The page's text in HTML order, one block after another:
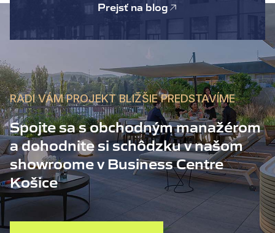
Prejsť na blog
RADI VÁM PROJEKT BLIŽŠIE PREDSTAVÍME
Spojte sa s obchodným manažérom
a dohodnite si schôdzku v našom
showroome v Business Centre
Košice